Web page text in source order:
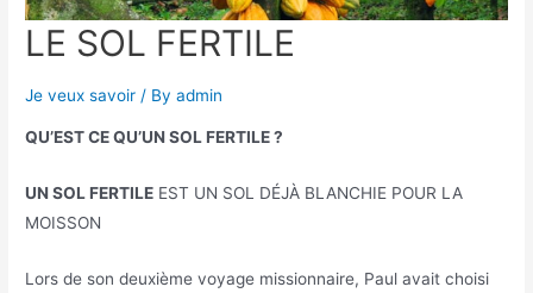
LE SOL FERTILE
Je veux savoir / Byadmin
QU’EST CE QU’UN SOL FERTILE ?
UN SOL FERTILE EST UN SOL DÉJÀ BLANCHIE POUR LA
MOISSON
Lors de son deuxième voyage missionnaire, Paul avait choisi